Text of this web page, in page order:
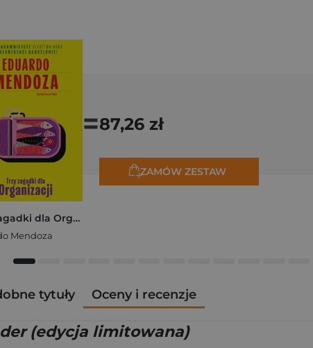
Trzy zagadki dla Organizacji
Mendoza
=87,26 zł
ZAMÓW ZESTAW
tytuły Oceny i recenzje
(edycja limitowana)